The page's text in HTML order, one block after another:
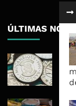
ÚLTIMAS